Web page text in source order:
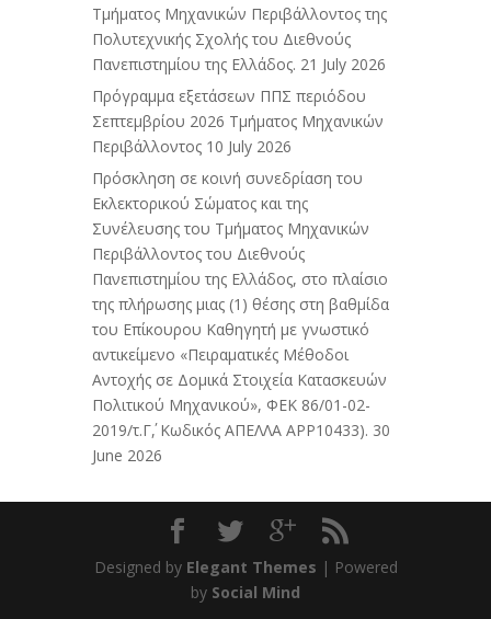
Τμήματος Μηχανικών Περιβάλλοντος της
Πολυτεχνικής Σχολής του Διεθνούς
Πανεπιστημίου της Ελλάδος. 21 July 2026
Πρόγραμμα εξετάσεων ΠΠΣ περιόδου
Σεπτεμβρίου 2026 Τμήματος Μηχανικών
Περιβάλλοντος 10 July 2026
Πρόσκληση σε κοινή συνεδρίαση του
Εκλεκτορικού Σώματος και της
Συνέλευσης του Τμήματος Μηχανικών
Περιβάλλοντος του Διεθνούς
Πανεπιστημίου της Ελλάδος, στο πλαίσιο
της πλήρωσης μιας (1) θέσης στη βαθμίδα
του Επίκουρου Καθηγητή με γνωστικό
αντικείμενο «Πειραματικές Μέθοδοι
Αντοχής σε Δομικά Στοιχεία Κατασκευών
Πολιτικού Μηχανικού», ΦΕΚ 86/01-02-
2019/τ.Γ΄, Κωδικός ΑΠΕΛΛΑ APP10433). 30
June 2026
Designed by Elegant Themes | Powered
by Social Mind